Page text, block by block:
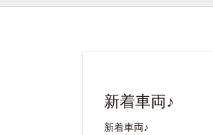
新着車両♪
新着車両♪